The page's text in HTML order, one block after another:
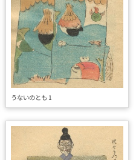
うないのとも 1